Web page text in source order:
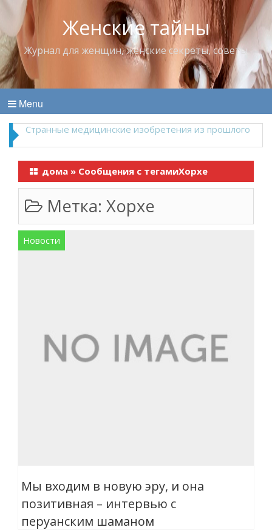
Женские тайны
Журнал для женщин, женские секреты, советы
Menu
Что пить в жару
дома » Сообщения с тегамиХорхе
Метка: Хорхе
Новости
Мы входим в новую эру, и она
позитивная – интервью с
перуанским шаманом